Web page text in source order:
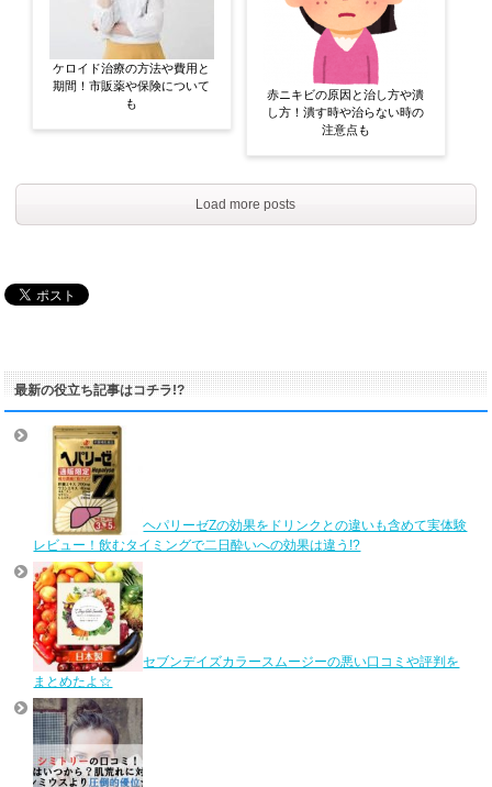
ケロイド治療の方法や費用と
期間！市販薬や保険について
も
赤ニキビの原因と治し方や潰
し方！潰す時や治らない時の
注意点も
Load more posts
最新の役立ち記事はコチラ!?
ヘパリーゼZの効果をドリンクとの違いも含めて実体験
レビュー！飲むタイミングで二日酔いへの効果は違う!?
セブンデイズカラースムージーの悪い口コミや評判を
まとめたよ☆